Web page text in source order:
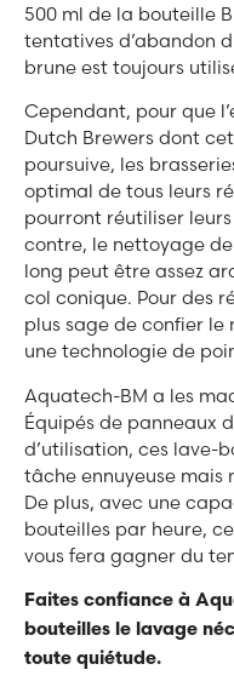
500 ml de la bouteille
tentatives d’abandon
brune est toujours
Cependant, pour que
Dutch Brewers dont
poursuive, les
optimal de tous leurs
pourront réutiliser
contre, le nettoyage
long peut être assez
col conique. Pour des
plus sage de confier
une technologie de
Aquatech-BM a les
Équipés de panneaux
d’utilisation, ces lave-
tâche ennuyeuse mais
De plus, avec une
bouteilles par heure,
vous fera gagner du
Faites confiance à
bouteilles le lavage
toute quiétude.